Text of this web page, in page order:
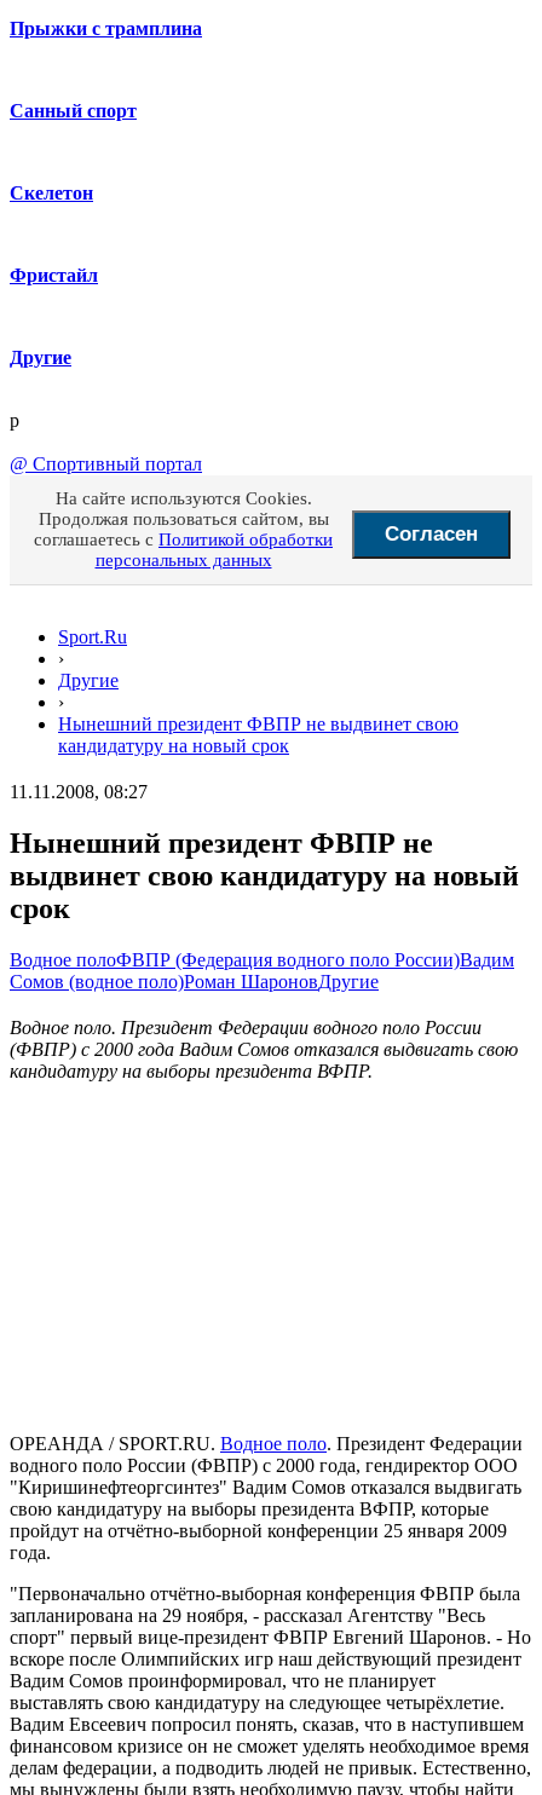
Прыжки с трамплина
Санный спорт
Скелетон
Фристайл
Другие
p
@ Спортивный портал
На сайте используются Cookies.
Продолжая пользоваться сайтом, вы
соглашаетесь с Политикой обработки
персональных данных
Согласен
Sport.Ru
›
Другие
›
Нынешний президент ФВПР не выдвинет свою
кандидатуру на новый срок
11.11.2008, 08:27
Нынешний президент ФВПР не
выдвинет свою кандидатуру на новый
срок
Водное полоФВПР (Федерация водного поло России)Вадим
Сомов (водное поло)Роман ШароновДругие
Водное поло. Президент Федерации водного поло России
(ФВПР) с 2000 года Вадим Сомов отказался выдвигать свою
кандидатуру на выборы президента ВФПР.
ОРЕАНДА / SPORT.RU. Водное поло. Президент Федерации
водного поло России (ФВПР) с 2000 года, гендиректор ООО
"Киришинефтеоргсинтез" Вадим Сомов отказался выдвигать
свою кандидатуру на выборы президента ВФПР, которые
пройдут на отчётно-выборной конференции 25 января 2009
года.
"Первоначально отчётно-выборная конференция ФВПР была
запланирована на 29 ноября, - рассказал Агентству "Весь
спорт" первый вице-президент ФВПР Евгений Шаронов. - Но
вскоре после Олимпийских игр наш действующий президент
Вадим Сомов проинформировал, что не планирует
выставлять свою кандидатуру на следующее четырёхлетие.
Вадим Евсеевич попросил понять, сказав, что в наступившем
финансовом кризисе он не сможет уделять необходимое время
делам федерации, а подводить людей не привык. Естественно,
мы вынуждены были взять необходимую паузу, чтобы найти